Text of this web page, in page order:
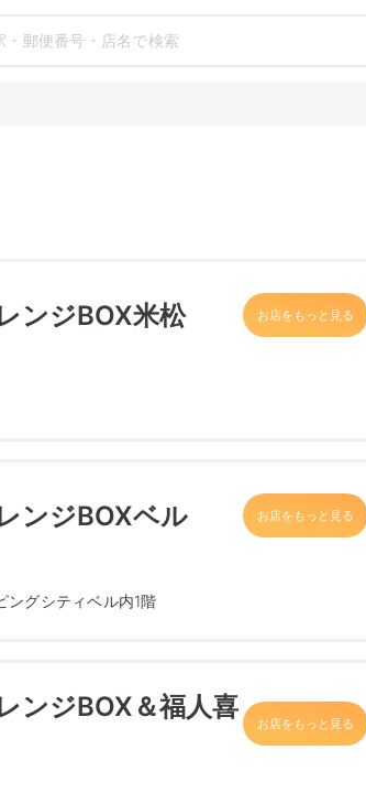
ンジBOX米松 お店をもっと見る
ンジBOXベル お店をもっと見る
ングシティベル内1階
ンジBOX＆福人喜
お店をもっと見る